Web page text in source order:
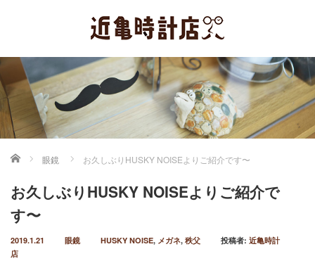
ホーム 眼鏡 お久しぶりHUSKY NOISEよりご紹介です〜
お久しぶりHUSKY NOISEよりご紹介で
す〜
2019.1.21 眼鏡 HUSKY NOISE, メガネ, 秩父 投稿者: 近亀時計
店